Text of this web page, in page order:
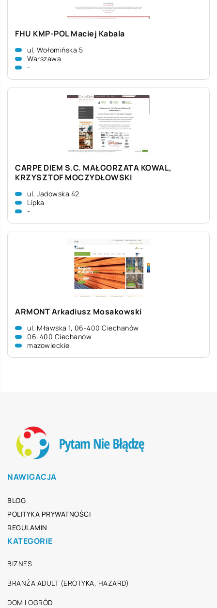
FHU KMP-POL Maciej Kabala
ul. Wołomińska 5
Warszawa
-
CARPE DIEM S.C. MAŁGORZATA KOWAL,
KRZYSZTOF MOCZYDŁOWSKI
ul. Jadowska 42
Lipka
-
ARMONT Arkadiusz Mosakowski
ul. Mławska 1, 06-400 Ciechanów
06-400 Ciechanów
mazowieckie
NAWIGACJA
BLOG
POLITYKA PRYWATNOŚCI
REGULAMIN
KATEGORIE
BIZNES
BRANŻA ADULT (EROTYKA, HAZARD)
DOM I OGRÓD